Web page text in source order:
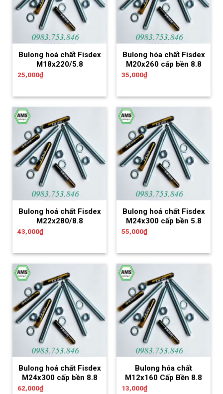
Bulong hoá chất Fisdex
M18x220/5.8
25,000₫
Bulong hóa chất Fisdex
M20x260 cấp bền 8.8
35,000₫
Bulong hoá chất Fisdex
M22x280/8.8
43,000₫
Bulong hoá chất Fisdex
M24x300 cấp bền 5.8
55,000₫
Bulong hoá chất Fisdex
M24x300 cấp bền 8.8
62,000₫
Bulong hóa chất
M12x160 Cấp Bền 8.8
13,000₫